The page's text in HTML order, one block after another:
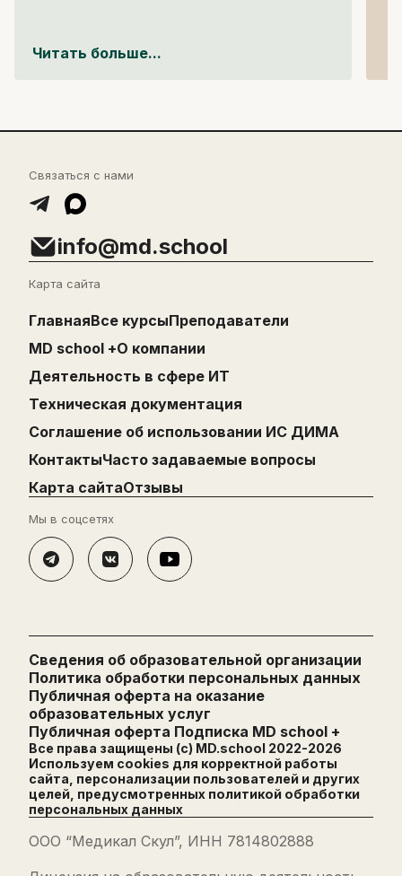
Читать больше...
Связаться с нами
info@md.school
Карта сайта
ГлавнаяВсе курсыПреподаватели
MD school +О компании
Деятельность в сфере ИТ
Техническая документация
Cоглашение об использовании ИС ДИМА
КонтактыЧасто задаваемые вопросы
Карта сайтаОтзывы
Мы в соцсетях
Сведения об образовательной организации
Политика обработки персональных данных
Публичная оферта на оказание
образовательных услуг
Публичная оферта Подписка MD school +
Все права защищены (с) MD.school 2022-2026
Используем cookies для корректной работы
сайта, персонализации пользователей и других
целей, предусмотренных политикой обработки
персональных данных
ООО “Медикал Скул”, ИНН 7814802888